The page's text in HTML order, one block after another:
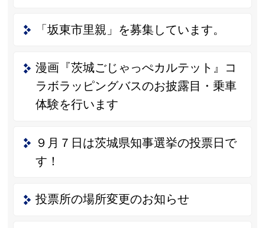
「坂東市里親」を募集しています。
漫画『茨城ごじゃっぺカルテット』コ
ラボラッピングバスのお披露目・乗車
体験を行います
９月７日は茨城県知事選挙の投票日で
す！
投票所の場所変更のお知らせ